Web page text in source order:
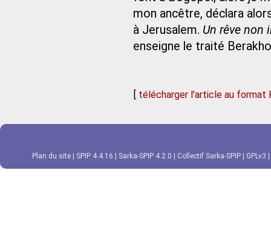
mon ancêtre, déclara
à Jerusalem. Un rêve non
enseigne le traité
[ télécharger l'article au format
Plan du site SPIP 4.4.16 Sarka-SPIP 4.2.0 Collectif Sarka-SPIP GPLv3